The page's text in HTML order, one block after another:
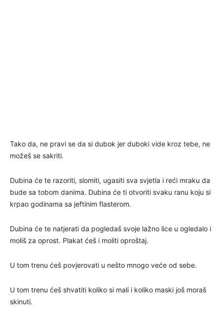
Tako da, ne pravi se da si dubok jer duboki vide kroz tebe, ne
možeš se sakriti.
Dubina će te razoriti, slomiti, ugasiti sva svjetla i reći mraku da
bude sa tobom danima. Dubina će ti otvoriti svaku ranu koju si
krpao godinama sa jeftinim flasterom.
Dubina će te natjerati da pogledaš svoje lažno lice u ogledalo i
moliš za oprost. Plakat ćeš i moliti oproštaj.
U tom trenu ćeš povjerovati u nešto mnogo veće od sebe.
U tom trenu ćeš shvatiti koliko si mali i koliko maski još moraš
skinuti.